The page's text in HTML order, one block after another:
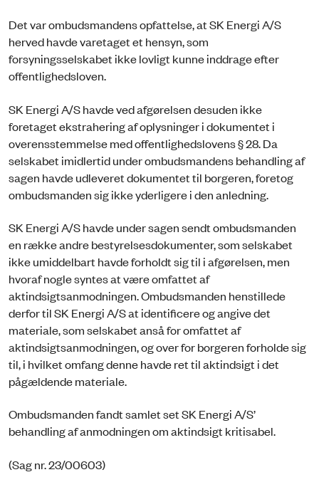
Det var ombudsmandens opfattelse, at SK Energi A/S
herved havde varetaget et hensyn, som
forsyningsselskabet ikke lovligt kunne inddrage efter
offentlighedsloven.
SK Energi A/S havde ved afgørelsen desuden ikke
foretaget ekstrahering af oplysninger i dokumentet i
overensstemmelse med offentlighedslovens § 28. Da
selskabet imidlertid under ombudsmandens behandling af
sagen havde udleveret dokumentet til borgeren, foretog
ombudsmanden sig ikke yderligere i den anledning.
SK Energi A/S havde under sagen sendt ombudsmanden
en række andre bestyrelsesdokumenter, som selskabet
ikke umiddelbart havde forholdt sig til i afgørelsen, men
hvoraf nogle syntes at være omfattet af
aktindsigtsanmodningen. Ombudsmanden henstillede
derfor til SK Energi A/S at identificere og angive det
materiale, som selskabet anså for omfattet af
aktindsigtsanmodningen, og over for borgeren forholde sig
til, i hvilket omfang denne havde ret til aktindsigt i det
pågældende materiale.
Ombudsmanden fandt samlet set SK Energi A/S’
behandling af anmodningen om aktindsigt kritisabel.
(Sag nr. 23/00603)